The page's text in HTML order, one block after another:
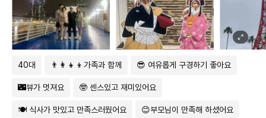
안전사고 예방 안내
1. 해수욕장 등
충분한 준비 운동 후 입수하시기 바랍니다.
않습니다.
2.수영장/워터파크 등
으며 ,
설명 하나하나 기억에 매우 남는 여행이 되었습니다. 무엇보다 운전 해주시
는 기사님 도 매우 안전하게 운전도
스무스하게 편안하게 해주셨고 가이드님 백점 만점에 천만점 그이상의 점수
사진도 잘찍어 주시고 늦은 밤까지 정말 타이트하게 설명 하시는 가이드님
정말 감동의 도가니 이며 정말 진심이 담겨있어서 너무 좋았습니다. 시간이
박미경 가이드님 칭찬을 꼭 해드리고 싶어서 글을 스게 되었습니다. 패키지
40대 👨‍👩‍👧‍👦가족과 함께 😎 여유롭게 구경하기 좋아요
🌃뷰가 멋져요 🤓 센스있고 재미있어요
🍽 식사가 맛있고 만족스러웠어요 😊부모님이 만족해 하셨어요